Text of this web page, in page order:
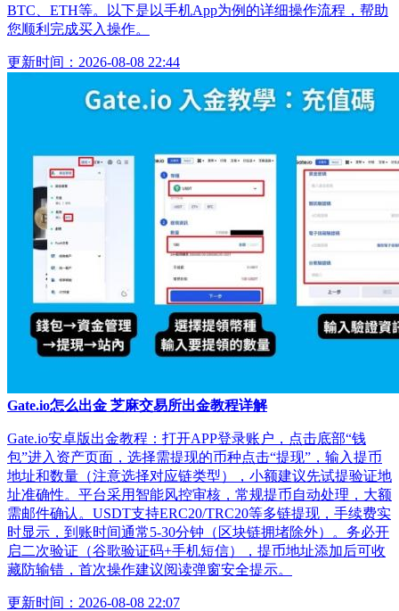
BTC、ETH等。以下是以手机App为例的详细操作流程，帮助
您顺利完成买入操作。
更新时间：2026-08-08 22:44
Gate.io怎么出金 芝麻交易所出金教程详解
Gate.io安卓版出金教程：打开APP登录账户，点击底部“钱
包”进入资产页面，选择需提现的币种点击“提现”，输入提币
地址和数量（注意选择对应链类型），小额建议先试提验证地
址准确性。平台采用智能风控审核，常规提币自动处理，大额
需邮件确认。USDT支持ERC20/TRC20等多链提现，手续费实
时显示，到账时间通常5-30分钟（区块链拥堵除外）。务必开
启二次验证（谷歌验证码+手机短信），提币地址添加后可收
藏防输错，首次操作建议阅读弹窗安全提示。
更新时间：2026-08-08 22:07